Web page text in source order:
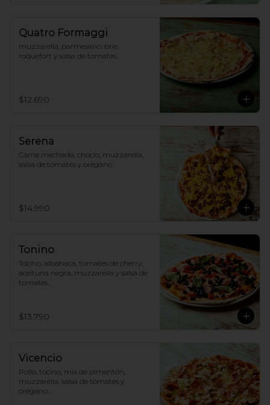
Quatro Formaggi
muzzarella, parmesano, brie,
roquefort y salsa de tomates.
$12.690
Serena
Carne mechada, choclo, muzzarella,
salsa de tomates y orégano.
$14.990
Tonino
Tocino, albahaca, tomates de cherry,
aceituna negra, muzzarella y salsa de
tomates.
$13.790
Vicencio
Pollo, tocino, mix de pimentón,
muzzarella, salsa de tomates y
orégano.